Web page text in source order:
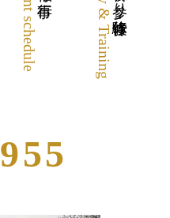
Event schedule Pray & Training